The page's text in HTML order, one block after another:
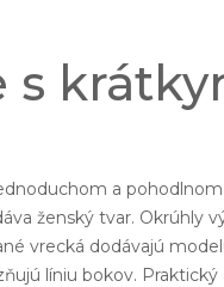
s
a
ženský tvar. Okrúhly
vrecká dodávajú
líniu bokov. Praktický